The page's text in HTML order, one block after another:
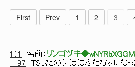
First Prev 1 2 3
101 名前： リンゴヅキ
>>97
TSしたのにほぼふたなりにな